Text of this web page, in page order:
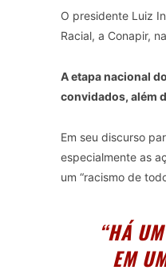
O presidente Luiz
Racial, a Conapir,
A etapa nacional
convidados, além
Em seu discurso
especialmente as
um “racismo de
“HÁ
EM